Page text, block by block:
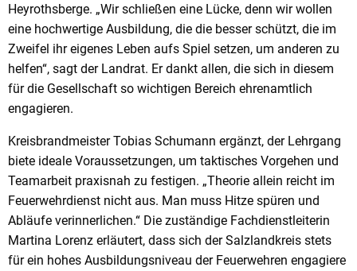
Heyrothsberge. „Wir schließen eine Lücke, denn wir wollen
eine hochwertige Ausbildung, die die besser schützt, die im
Zweifel ihr eigenes Leben aufs Spiel setzen, um anderen zu
helfen“, sagt der Landrat. Er dankt allen, die sich in diesem
für die Gesellschaft so wichtigen Bereich ehrenamtlich
engagieren.
Kreisbrandmeister Tobias Schumann ergänzt, der Lehrgang
biete ideale Voraussetzungen, um taktisches Vorgehen und
Teamarbeit praxisnah zu festigen. „Theorie allein reicht im
Feuerwehrdienst nicht aus. Man muss Hitze spüren und
Abläufe verinnerlichen.“ Die zuständige Fachdienstleiterin
Martina Lorenz erläutert, dass sich der Salzlandkreis stets
für ein hohes Ausbildungsniveau der Feuerwehren engagiere